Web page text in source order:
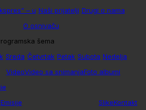
– u Naši prijatelji Drugi o nama
O osnivaču
šema
Sreda Četvrtak Petak Subota Nedelja
VideoVideo sa snimanjaFoto albumi
Emisije SlikeKontakt